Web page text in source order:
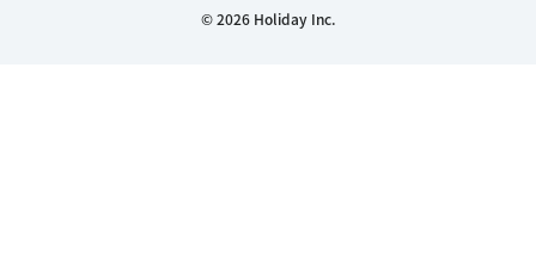
© 2026 Holiday Inc.